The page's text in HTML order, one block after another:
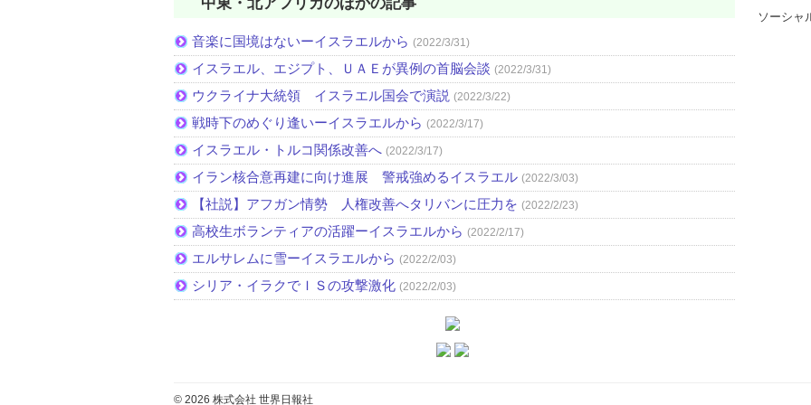
音楽に国境はないーイスラエルから (2022/3/31)
イスラエル、エジプト、ＵＡＥが異例の首脳会談 (2022/3/31)
ウクライナ大統領 イスラエル国会で演説 (2022/3/22)
戦時下のめぐり逢いーイスラエルから (2022/3/17)
イスラエル・トルコ関係改善へ (2022/3/17)
イラン核合意再建に向け進展 警戒強めるイスラエル (2022/3/03)
【社説】アフガン情勢 人権改善へタリバンに圧力を (2022/2/23)
高校生ボランティアの活躍ーイスラエルから (2022/2/17)
エルサレムに雪ーイスラエルから (2022/2/03)
シリア・イラクでＩＳの攻撃激化 (2022/2/03)
ソーシャ
© 2026 株式会社 世界日報社